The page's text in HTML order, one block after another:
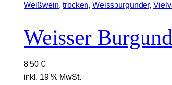
Weißwein, trocken, Weissburgunder,
Weisser
8,50 €
inkl. 19 % MwSt.